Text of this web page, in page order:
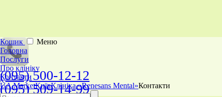
(095) 500-12-12
(095) 509-14-99
Кошик
Меню
Головна
Послуги
Про клініку
Контакти
UA MarketКиївКлініка «Renesans Mental»Контакти